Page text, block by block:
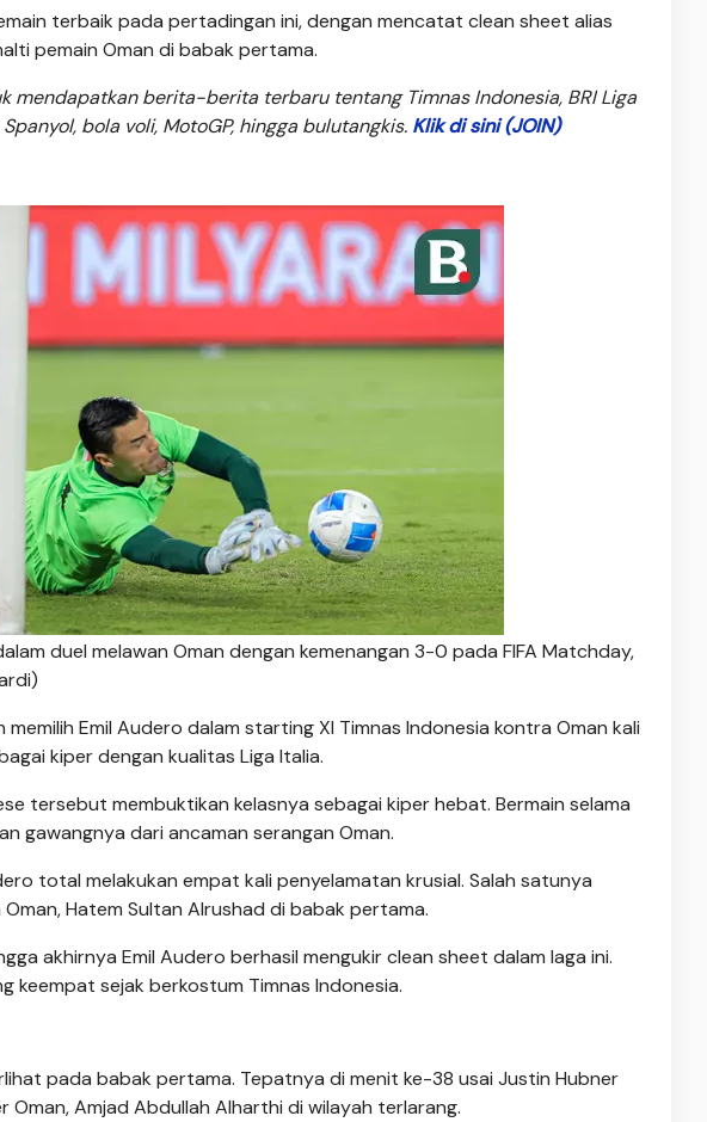
terbaik pada pertadingan ini, dengan mencatat clean sheet alias
pemain Oman di babak pertama.
mendapatkan berita-berita terbaru tentang Timnas Indonesia, BRI Liga
bola voli, MotoGP, hingga bulutangkis. Klik di sini (JOIN)
duel melawan Oman dengan kemenangan 3-0 pada FIFA Matchday,
Emil Audero dalam starting XI Timnas Indonesia kontra Oman kali
kiper dengan kualitas Liga Italia.
tersebut membuktikan kelasnya sebagai kiper hebat. Bermain selama
gawangnya dari ancaman serangan Oman.
total melakukan empat kali penyelamatan krusial. Salah satunya
Hatem Sultan Alrushad di babak pertama.
akhirnya Emil Audero berhasil mengukir clean sheet dalam laga ini.
keempat sejak berkostum Timnas Indonesia.
pada babak pertama. Tepatnya di menit ke-38 usai Justin Hubner
Amjad Abdullah Alharthi di wilayah terlarang.